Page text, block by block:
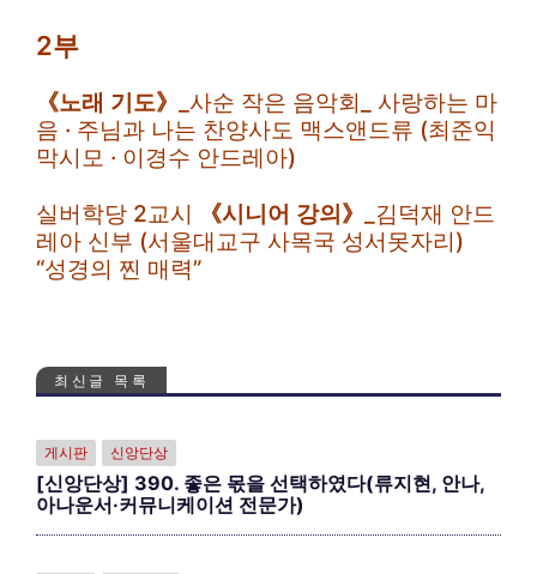
2부
《노래 기도》
_사순 작은 음악회_ 사랑하는 마
음 · 주님과 나는 찬양사도 맥스앤드류 (최준익
막시모 · 이경수 안드레아)
실버학당 2교시 《시니어 강의》
_김덕재 안드
레아 신부 (서울대교구 사목국 성서못자리)
“성경의 찐 매력”
최신글 목록
게시판 신앙단상
[신앙단상] 390. 좋은 몫을 선택하였다(류지현, 안나,
아나운서·커뮤니케이션 전문가)